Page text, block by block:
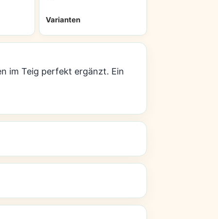
Varianten
im Teig perfekt ergänzt. Ein